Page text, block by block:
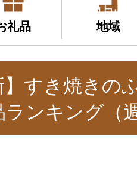
礼品 地域
】すき焼きの
ンキング（